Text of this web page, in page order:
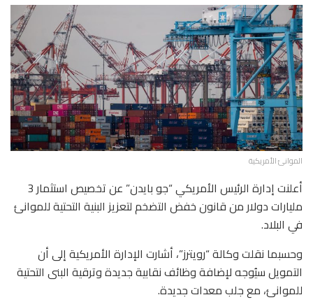
الموانئ الأمريكية
أعلنت إدارة الرئيس الأمريكي “جو بايدن” عن تخصيص استثمار 3
مليارات دولار من قانون خفض التضخم لتعزيز البنية التحتية للموانئ
في البلاد.
وحسبما نقلت وكالة “رويترز”، أشارت الإدارة الأمريكية إلى أن
التمويل سيُوجه لإضافة وظائف نقابية جديدة وترقية البنى التحتية
للموانئ، مع جلب معدات جديدة.